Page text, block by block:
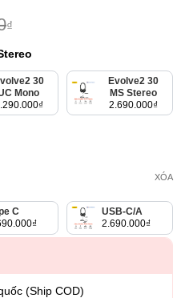
₫
30
Mono
₫
Evolve2 30
MS Stereo
2.690.000₫
C
₫
USB-C/A
2.690.000₫
XÓA
(Ship COD)